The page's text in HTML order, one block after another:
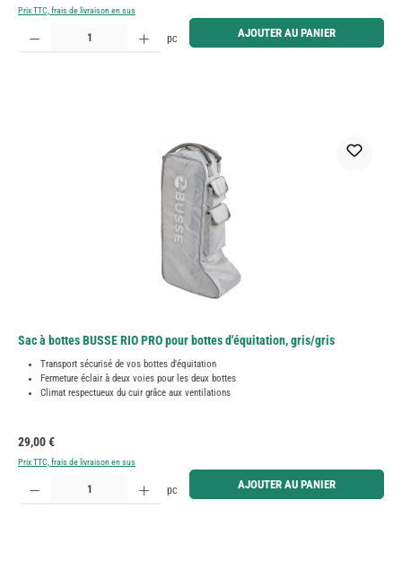
Prix TTC, frais de livraison en sus
Quantité de produit : Entrez la quantité souhaitée ou utilisez les boutons pour augmenter ou
pc AJOUTER AU PANIER
Sac à bottes BUSSE RIO PRO pour bottes d'équitation, gris/gris
Transport sécurisé de vos bottes d'équitation
Fermeture éclair à deux voies pour les deux bottes
Climat respectueux du cuir grâce aux ventilations
Prix régulier :
29,00 €
Prix TTC, frais de livraison en sus
Quantité de produit : Entrez la quantité souhaitée ou utilisez les boutons pour augmenter ou
pc AJOUTER AU PANIER